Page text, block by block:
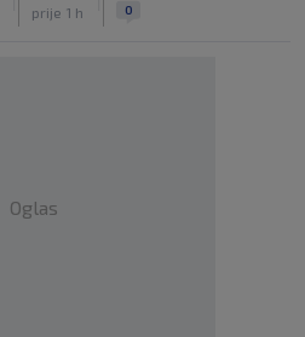
prije 1 h 0
Oglas